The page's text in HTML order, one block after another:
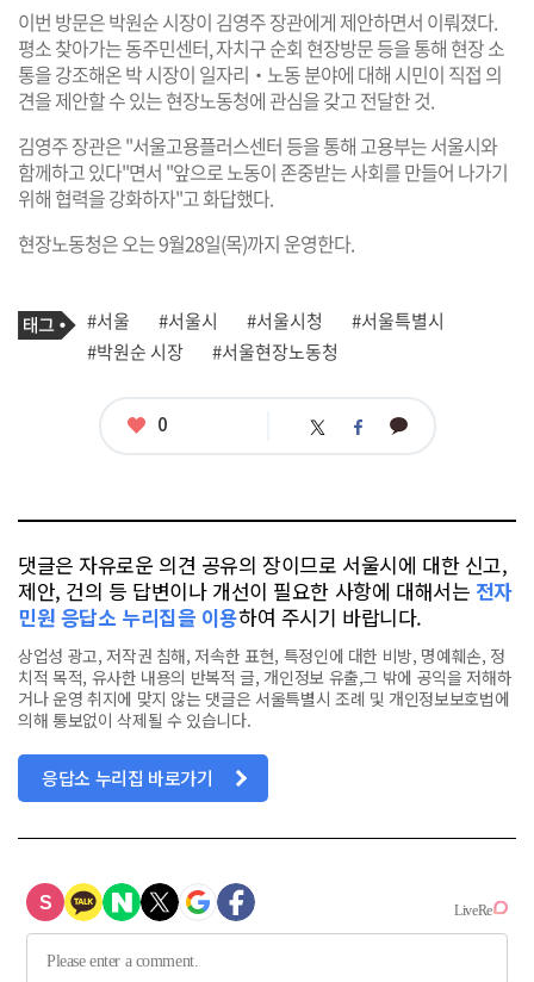
이번 방문은 박원순 시장이 김영주 장관에게 제안하면서 이뤄졌다.
평소 찾아가는 동주민센터, 자치구 순회 현장방문 등을 통해 현장 소
통을 강조해온 박 시장이 일자리‧노동 분야에 대해 시민이 직접 의
견을 제안할 수 있는 현장노동청에 관심을 갖고 전달한 것.
김영주 장관은 "서울고용플러스센터 등을 통해 고용부는 서울시와
함께하고 있다"면서 "앞으로 노동이 존중받는 사회를 만들어 나가기
위해 협력을 강화하자"고 화답했다.
현장노동청은 오는 9월28일(목)까지 운영한다.
기
사
관
련
태
그
#서울 #서울시 #서울시청
#서울특별시
#박원순 시장
#서울현장노동청
좋
0 트 페 카
댓글은 자유로운 의견 공유의 장이므로 서울시에 대한 신고,
제안, 건의 등 답변이나 개선이 필요한 사항에 대해서는 전자
민원 응답소 누리집을 이용하여 주시기 바랍니다.
상업성 광고, 저작권 침해, 저속한 표현, 특정인에 대한 비방, 명예훼손, 정
치적 목적, 유사한 내용의 반복적 글, 개인정보 유출,그 밖에 공익을 저해하
거나 운영 취지에 맞지 않는 댓글은 서울특별시 조례 및 개인정보보호법에
의해 통보없이 삭제될 수 있습니다.
응답소 누리집 바로가기